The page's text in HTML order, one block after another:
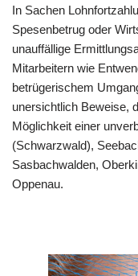
In Sachen
Spesenbetrug oder
unauffällige
Mitarbeitern wie
betrügerischem
unersichtlich Beweise,
Möglichkeit einer
(Schwarzwald),
Sasbachwalden,
Oppenau.